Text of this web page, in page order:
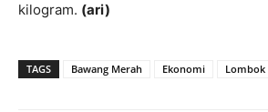
kilogram. (ari)
TAGS Bawang Merah Ekonomi Lombok